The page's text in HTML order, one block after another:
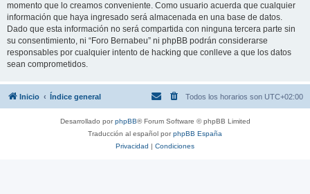
momento que lo creamos conveniente. Como usuario acuerda que cualquier
información que haya ingresado será almacenada en una base de datos.
Dado que esta información no será compartida con ninguna tercera parte sin
su consentimiento, ni “Foro Bernabeu” ni phpBB podrán considerarse
responsables por cualquier intento de hacking que conlleve a que los datos
sean comprometidos.
Inicio Índice general Todos los horarios son UTC+02:00
Desarrollado porphpBB® Forum Software © phpBB Limited
Traducción al español porphpBB España
Privacidad | Condiciones